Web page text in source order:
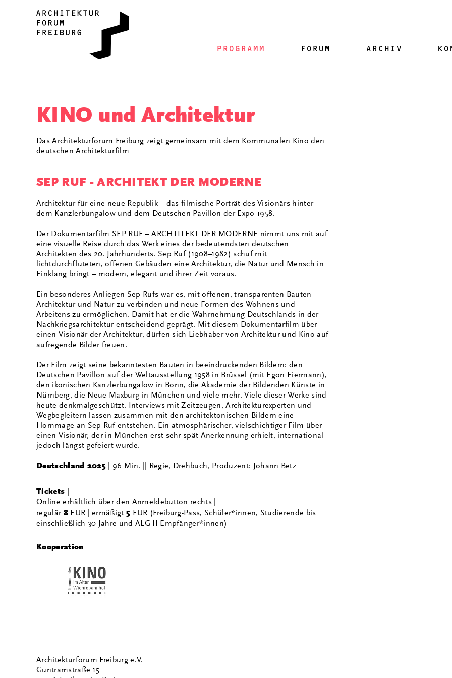
PROGRAMM FORUM ARCHIV
KINO und Architektur
Das Architekturforum Freiburg zeigt gemeinsam mit dem Kommunalen Kino den
deutschen Architekturfilm
SEP RUF - ARCHITEKT DER MODERNE
Architektur für eine neue Republik – das filmische Porträt des Visionärs hinter
dem Kanzlerbungalow und dem Deutschen Pavillon der Expo 1958.
Der Dokumentarfilm SEP RUF – ARCHTITEKT DER MODERNE nimmt uns mit auf
eine visuelle Reise durch das Werk eines der bedeutendsten deutschen
Architekten des 20. Jahrhunderts. Sep Ruf (1908–1982) schuf mit
lichtdurchfluteten, offenen Gebäuden eine Architektur, die Natur und Mensch in
Einklang bringt – modern, elegant und ihrer Zeit voraus.
Ein besonderes Anliegen Sep Rufs war es, mit offenen, transparenten Bauten
Architektur und Natur zu verbinden und neue Formen des Wohnens und
Arbeitens zu ermöglichen. Damit hat er die Wahrnehmung Deutschlands in der
Nachkriegsarchitektur entscheidend geprägt. Mit diesem Dokumentarfilm über
einen Visionär der Architektur, dürfen sich Liebhaber von Architektur und Kino auf
aufregende Bilder freuen.
Der Film zeigt seine bekanntesten Bauten in beeindruckenden Bildern: den
Deutschen Pavillon auf der Weltausstellung 1958 in Brüssel (mit Egon Eiermann),
den ikonischen Kanzlerbungalow in Bonn, die Akademie der Bildenden Künste in
Nürnberg, die Neue Maxburg in München und viele mehr. Viele dieser Werke sind
heute denkmalgeschützt. Interviews mit Zeitzeugen, Architekturexperten und
Wegbegleitern lassen zusammen mit den architektonischen Bildern eine
Hommage an Sep Ruf entstehen. Ein atmosphärischer, vielschichtiger Film über
einen Visionär, der in München erst sehr spät Anerkennung erhielt, international
jedoch längst gefeiert wurde.
Deutschland 2025 | 96 Min. || Regie, Drehbuch, Produzent: Johann Betz
Tickets
Online erhältlich über den Anmeldebutton rechts
regulär8EUR | ermäßigt5 EUR (Freiburg-Pass, Schüler*innen, Studierende bis
einschließlich 30 Jahre und ALG II-Empfänger*innen)
Kooperation
Architekturforum Freiburg e.V.
Guntramstraße 15